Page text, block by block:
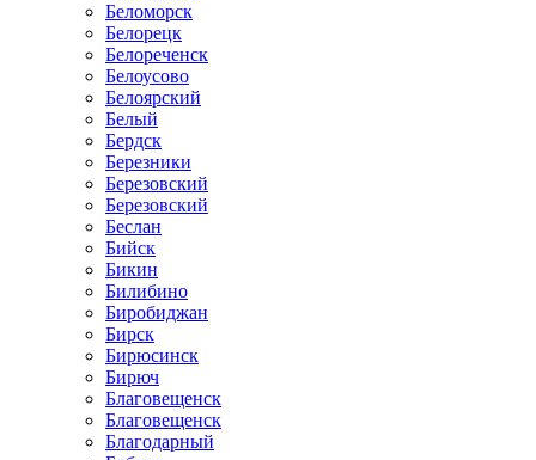
Беломорск
Белорецк
Белореченск
Белоусово
Белоярский
Белый
Бердск
Березники
Березовский
Березовский
Беслан
Бийск
Бикин
Билибино
Биробиджан
Бирск
Бирюсинск
Бирюч
Благовещенск
Благовещенск
Благодарный